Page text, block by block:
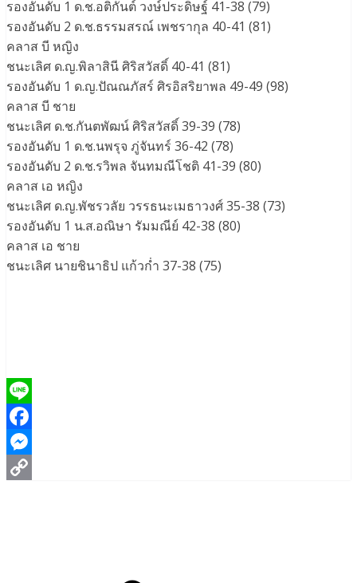
รองอันดับ 1 ด.ช.อติกันต์ วงษ์ประดิษฐ์ 41-38 (79)
รองอันดับ 2 ด.ช.ธรรมสรณ์ เพชรากุล 40-41 (81)
คลาส บี หญิง
ชนะเลิศ ด.ญ.พิลาสินี ศิริสวัสดิ์ 40-41 (81)
รองอันดับ 1 ด.ญ.ปัณณภัสร์ ศิรอิสริยาพล 49-49 (98)
คลาส บี ชาย
ชนะเลิศ ด.ช.กันตพัฒน์ ศิริสวัสดิ์ 39-39 (78)
รองอันดับ 1 ด.ช.นพรุจ ภู่จันทร์ 36-42 (78)
รองอันดับ 2 ด.ช.รวิพล จันทมณีโชติ 41-39 (80)
คลาส เอ หญิง
ชนะเลิศ ด.ญ.พัชรวลัย วรรธนะเมธาวงศ์ 35-38 (73)
รองอันดับ 1 น.ส.อณิษา รัมมณีย์ 42-38 (80)
คลาส เอ ชาย
ชนะเลิศ นายชินาธิป แก้วก่ำ 37-38 (75)
Line
Facebook
Messenger